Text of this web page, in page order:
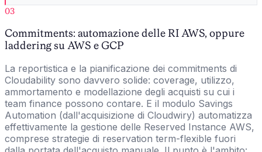
03
Commitments: automazione delle RI AWS, oppure
laddering su AWS e GCP
La reportistica e la pianificazione dei commitments di
Cloudability sono davvero solide: coverage, utilizzo,
ammortamento e modellazione degli acquisti su cui i
team finance possono contare. E il modulo Savings
Automation (dall'acquisizione di Cloudwiry) automatizza
effettivamente la gestione delle Reserved Instance AWS,
comprese strategie di reservation term-flexible fuori